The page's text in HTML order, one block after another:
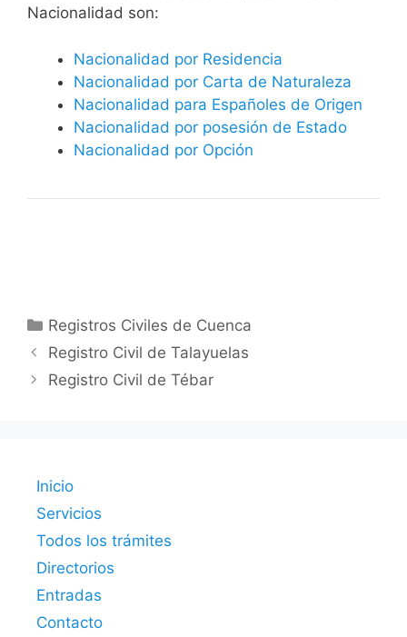
Nacionalidad son:
Nacionalidad por Residencia
Nacionalidad por Carta de Naturaleza
Nacionalidad para Españoles de Origen
Nacionalidad por posesión de Estado
Nacionalidad por Opción
Categorías
Registros Civiles de Cuenca
Registro Civil de Talayuelas
Registro Civil de Tébar
Inicio
Servicios
Todos los trámites
Directorios
Entradas
Contacto